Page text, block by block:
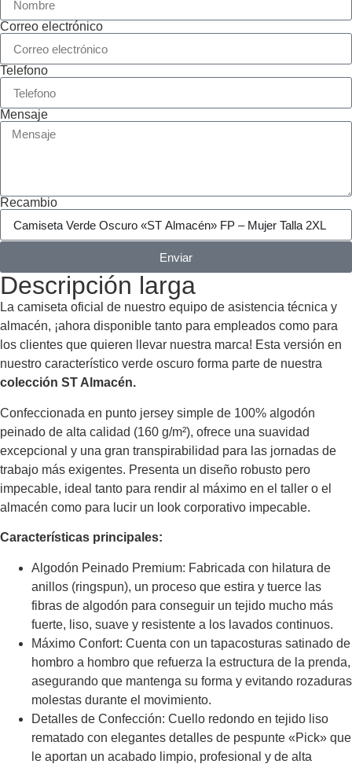
Correo electrónico
Telefono
Mensaje
Recambio
Enviar
Descripción larga
La camiseta oficial de nuestro equipo de asistencia técnica y
almacén, ¡ahora disponible tanto para empleados como para
los clientes que quieren llevar nuestra marca! Esta versión en
nuestro característico verde oscuro forma parte de nuestra
colección ST Almacén.
Confeccionada en punto jersey simple de 100% algodón
peinado de alta calidad (160 g/m²), ofrece una suavidad
excepcional y una gran transpirabilidad para las jornadas de
trabajo más exigentes. Presenta un diseño robusto pero
impecable, ideal tanto para rendir al máximo en el taller o el
almacén como para lucir un look corporativo impecable.
Características principales:
Algodón Peinado Premium: Fabricada con hilatura de
anillos (ringspun), un proceso que estira y tuerce las
fibras de algodón para conseguir un tejido mucho más
fuerte, liso, suave y resistente a los lavados continuos.
Máximo Confort: Cuenta con un tapacosturas satinado de
hombro a hombro que refuerza la estructura de la prenda,
asegurando que mantenga su forma y evitando rozaduras
molestas durante el movimiento.
Detalles de Confección: Cuello redondo en tejido liso
rematado con elegantes detalles de pespunte «Pick» que
le aportan un acabado limpio, profesional y de alta